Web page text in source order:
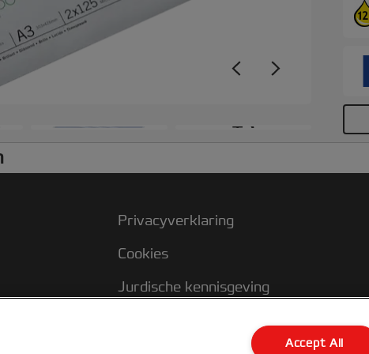
+3
Privacyverklaring
Cookies
Jurdische kennisgeving
Accept All